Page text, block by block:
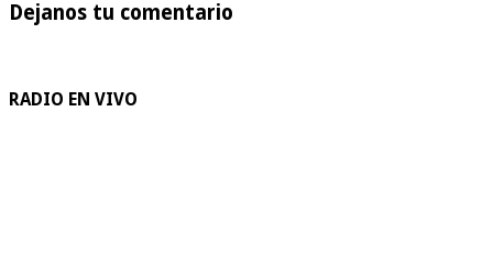
Dejanos tu comentario
RADIO EN VIVO